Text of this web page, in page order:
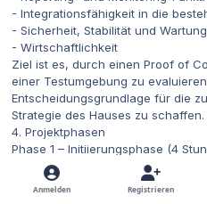
- Integrationsfähigkeit in die
- Sicherheit, Stabilität und
- Wirtschaftlichkeit
Ziel ist es, durch einen Proof of
einer Testumgebung zu
Entscheidungsgrundlage für die
Strategie des Hauses zu schaffen.
4. Projektphasen
Phase 1 – Initiierungsphase (4
Durchführung einer Ist-Analyse
Prozesses (1 Std.)
Anmelden Registrieren